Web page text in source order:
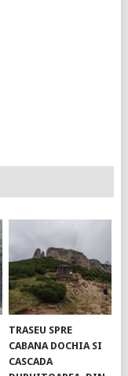
TRASEU SPRE
CABANA DOCHIA SI
CASCADA